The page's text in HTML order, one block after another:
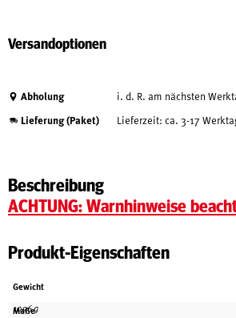
Versandoptionen
Abholung i. d. R. am nächsten
Lieferung (Paket) Lieferzeit: ca. 3-17
Beschreibung
ACHTUNG: Warnhinweise
Produkt-Eigenschaften
Gewicht
1096 g
Maße